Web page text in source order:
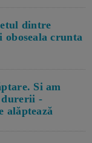
dintre
oboseala crunta
Si am
durerii -
alăptează